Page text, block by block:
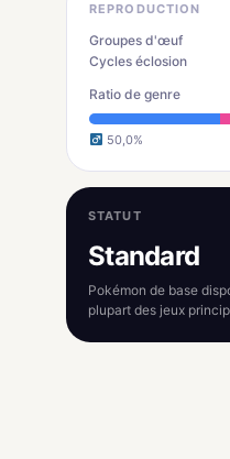
REPRODUCTION
Groupes d'œuf
Cycles éclosion
Ratio de genre
50,0%
STATUT
Standard
Pokémon de base
plupart des jeux